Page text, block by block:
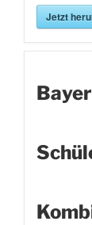
Jetzt